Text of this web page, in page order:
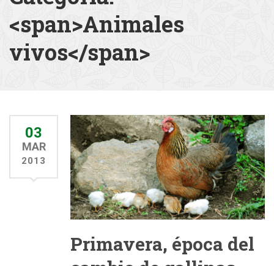
<span>Animales
vivos</span>
03
MAR
2013
Primavera, época del